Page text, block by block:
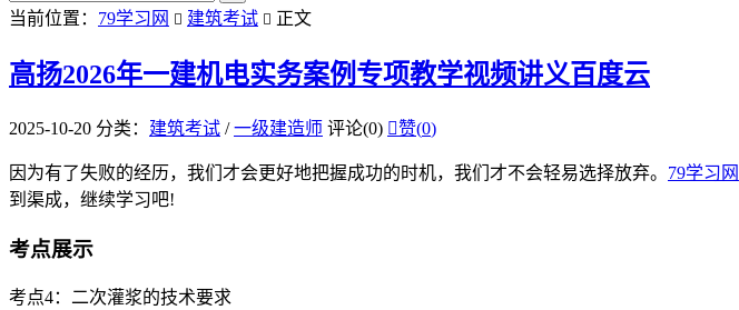
当前位置： 79学习网  建筑考试  正文
高扬2026年一建机电实务案例专项教学视频讲义百度云
2025-10-20 分类： 建筑考试 /一级建造师 评论(0) 赞(0)
因为有了失败的经历，我们才会更好地把握成功的时机，我们才不会轻易选择放弃。 79学习网
到渠成，继续学习吧!
考点展示
考点4：二次灌浆的技术要求